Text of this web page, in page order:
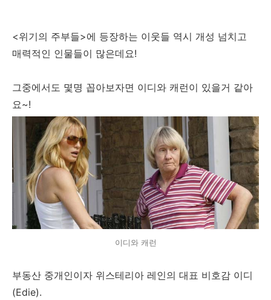
<위기의 주부들>에 등장하는 이웃들 역시 개성 넘치고
매력적인 인물들이 많은데요!
그중에서도 몇명 꼽아보자면 이디와 캐런이 있을거 같아
요~!
이디와 캐런
부동산 중개인이자 위스테리아 레인의 대표 비호감 이디
(Edie).